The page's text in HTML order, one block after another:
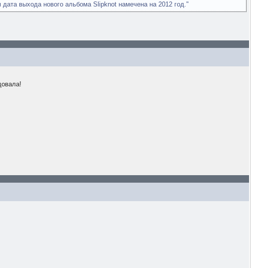
выхода нового альбома Slipknot намечена на 2012 год."